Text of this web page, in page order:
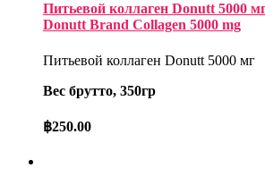
Питьевой коллаген Donutt 5000
Donutt Brand Collagen 5000 mg
Питьевой коллаген Donutt 5000 мг
Вес брутто, 350гр
฿250.00